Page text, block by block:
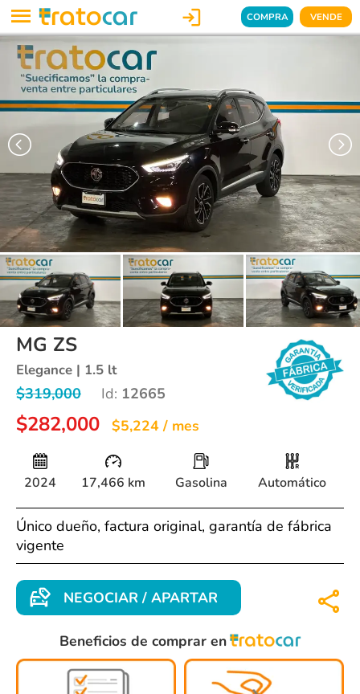
 COMPRA VENDE
MG ZS
Elegance | 1.5 lt
$319,000 Id: 12665
$282,000 $5,224 / mes
2024 17,466 km Gasolina Automático
Único dueño, factura original, garantía de fábrica
vigente
NEGOCIAR / APARTAR
Beneficios de comprar en